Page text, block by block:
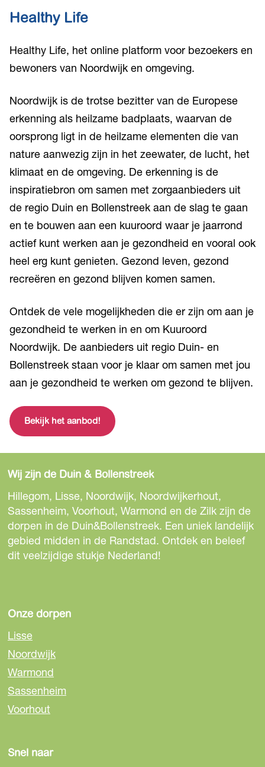
Healthy Life
Healthy Life, het online platform voor bezoekers en
bewoners van Noordwijk en omgeving.
Noordwijk is de trotse bezitter van de Europese
erkenning als heilzame badplaats, waarvan de
oorsprong ligt in de heilzame elementen die van
nature aanwezig zijn in het zeewater, de lucht, het
klimaat en de omgeving. De erkenning is de
inspiratiebron om samen met zorgaanbieders uit
de regio Duin en Bollenstreek aan de slag te gaan
en te bouwen aan een kuuroord waar je jaarrond
actief kunt werken aan je gezondheid en vooral ook
heel erg kunt genieten. Gezond leven, gezond
recreëren en gezond blijven komen samen.
Ontdek de vele mogelijkheden die er zijn om aan je
gezondheid te werken in en om Kuuroord
Noordwijk. De aanbieders uit regio Duin- en
Bollenstreek staan voor je klaar om samen met jou
aan je gezondheid te werken om gezond te blijven.
Bekijk het aanbod!
Wij zijn de Duin & Bollenstreek
Hillegom, Lisse, Noordwijk, Noordwijkerhout,
Sassenheim, Voorhout, Warmond en de Zilk zijn de
dorpen in de Duin&Bollenstreek. Een uniek landelijk
gebied midden in de Randstad. Ontdek en beleef
dit veelzijdige stukje Nederland!
Onze dorpen
Lisse
Noordwijk
Warmond
Sassenheim
Voorhout
Snel naar